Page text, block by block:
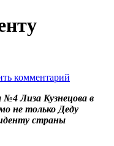
комментарий
Лиза Кузнецова в
не только Деду
страны